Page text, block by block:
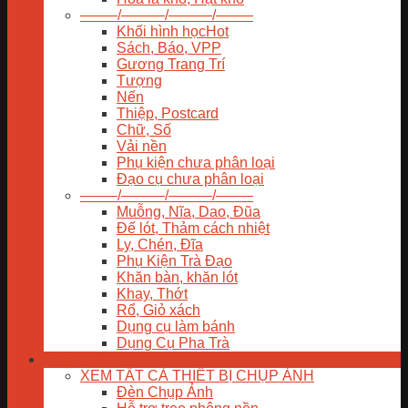
——–/———/———/——–
Khối hình học
Sách, Báo, VPP
Gương Trang Trí
Tượng
Nến
Thiệp, Postcard
Chữ, Số
Vải nền
Phụ kiện chưa phân loại
Đạo cụ chưa phân loại
——–/———/———/——–
Muỗng, Nĩa, Dao, Đũa
Đế lót, Thảm cách nhiệt
Ly, Chén, Đĩa
Phụ Kiện Trà Đạo
Khăn bàn, khăn lót
Khay, Thớt
Rổ, Giỏ xách
Dụng cụ làm bánh
Dụng Cụ Pha Trà
XEM TẤT CẢ THIẾT BỊ CHỤP ẢNH
Đèn Chụp Ảnh